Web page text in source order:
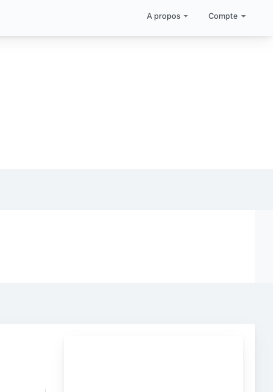
A propos Compte